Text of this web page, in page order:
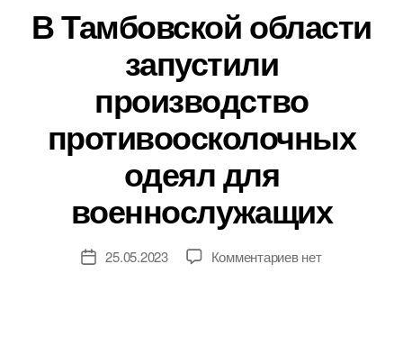
В Тамбовской области
запустили
производство
противоосколочных
одеял для
военнослужащих
Дата25.05.2023 Комментариевк
нет